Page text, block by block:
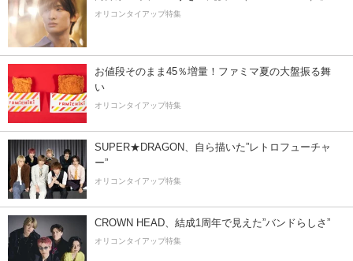
オリコンタイアップ特集
お値段そのまま45％増量！ファミマ夏の大盤振る舞
い
オリコンタイアップ特集
SUPER★DRAGON、自ら描いた”レトロフューチャ
ー”
オリコンタイアップ特集
CROWN HEAD、結成1周年で見えた”バンドらしさ”
オリコンタイアップ特集